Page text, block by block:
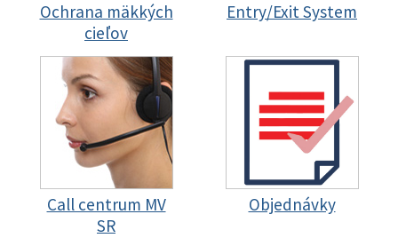
Ochrana mäkkých
cieľov
Entry/Exit System
Call centrum MV
SR
Objednávky